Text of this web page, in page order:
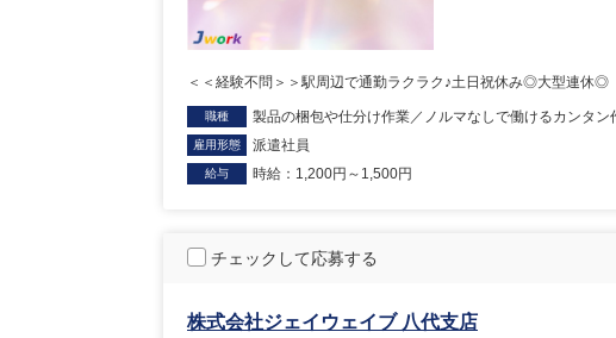
＜＜経験不問＞＞駅周辺で通勤ラクラク♪土日祝休み◎大型連休◎
職種 製品の梱包や仕分け作業／ノルマなしで働けるカンタン
雇用形態 派遣社員
給与 時給：1,200円～1,500円
チェックして応募する
株式会社ジェイウェイブ 八代支店